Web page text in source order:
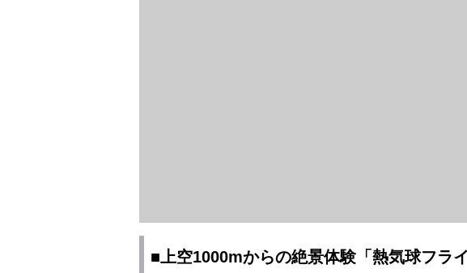
■上空1000mからの絶景体験「熱気球フライ